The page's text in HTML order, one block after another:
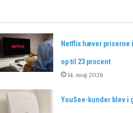
Netflix hæver priserne
op til 23 procent
14. maj 2026
YouSee-kunder blev i